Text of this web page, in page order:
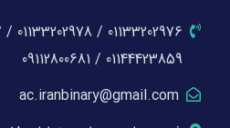
01144423859 / 09112800681
ac.iranbinary@gmail.com